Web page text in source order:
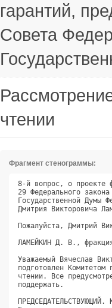
гарантий,
Совета
чтении
Фрагмент стенограммы:
8-й вопрос, о проекте федерального закона "О внесении изменений в статью 2 и    
29 Федерального закона "О статусе члена Совета Федерации и статусе депутата     
Государственной Думы Федерального Собрания Российской Федерации". Доклад        
Дмитрия Викторовича Ламейкина.                                                  
                                                                                
Пожалуйста, Дмитрий Викторович.                                                 
                                                                                
ЛАМЕЙКИН Д. В., фракция "ЕДИНАЯ РОССИЯ".                                        
                                                                                
Уважаемый Вячеслав Викторович, уважаемые коллеги! Проект федерального закона    
подготовлен Комитетом по контролю и Регламенту для рассмотрения в третьем       
чтении. Все предусмотренные регламентом процедуры проведены. Просьба            
поддержать.                                                                     
                                                                                
ПРЕДСЕДАТЕЛЬСТВУЮЩИЙ. Коллеги, по мотивам от фракций есть желающие выступить?   
Есть.                                                                           
                                                                                
Включите режим записи.                                                          
                                                                                
Покажите список.                                                                
                                                                                
Жириновский Владимир Вольфович.                                                 
                                                                                
ЖИРИНОВСКИЙ В. В. Ну это вот тот случай, когда появилось желание как-то снова   
вернуться к уравниловке. Конечно, большинство депутатов никогда и не            
требовали для себя никаких социальных гарантий. Я помню, в первые созывы нам    
платили 30 тысяч рублей всего, и никаких гарантий не было. Не было даже         
помещения - как и сейчас его нет: в коридорах сидит фракция парламентского      
большинства. Я, когда прохожу мимо, думаю даже: если бы ЛДПР была правящей      
партией, давно бы все сидели в другом здании и в хороших, просторных            
кабинетах. Поэтому - уравниловка.                                               
                                                                                
Поднимают вопрос журналисты, которые сами получают миллионы в месяц. Они по     
несколько миллионов получают, но каждый раз поддевают: а вот у вас, у           
депутатов, пенсия большая. А вы посмотрите, где эти пенсионеры-депутаты, я      
вот, например, не знаю особенно: